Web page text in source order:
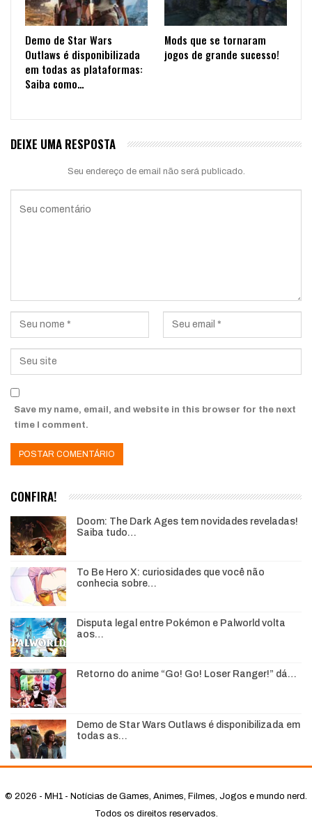
Demo de Star Wars
Outlaws é disponibilizada
em todas as plataformas:
Saiba como…
Mods que se tornaram
jogos de grande sucesso!
DEIXE UMA RESPOSTA
Seu endereço de email não será publicado.
Save my name, email, and website in this browser for the next
time I comment.
CONFIRA!
Doom: The Dark Ages tem novidades reveladas!
Saiba tudo…
To Be Hero X: curiosidades que você não
conhecia sobre…
Disputa legal entre Pokémon e Palworld volta
aos…
Retorno do anime “Go! Go! Loser Ranger!” dá…
Demo de Star Wars Outlaws é disponibilizada em
todas as…
© 2026 - MH1 - Notícias de Games, Animes, Filmes, Jogos e mundo nerd.
Todos os direitos reservados.